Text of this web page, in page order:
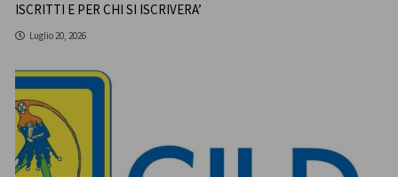
ISCRITTI E PER CHI SI ISCRIVERA’
Luglio 20, 2026